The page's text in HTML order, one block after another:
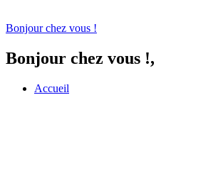
Bonjour chez vous !
Bonjour chez vous !,
Accueil